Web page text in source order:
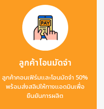
ลูกค้าโอนมัดจำ
ลูกค้าคอนเฟิร์มและโอนมัดจำ 50%
พร้อมส่งสลิปให้ทางแอดมินเพื่อ
ยืนยันการผลิต